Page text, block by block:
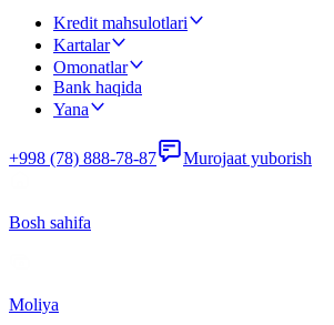
Kredit mahsulotlari
Kartalar
Omonatlar
Bank haqida
Yana
+998 (78) 888-78-87 Murojaat yuborish
Bosh sahifa
Moliya